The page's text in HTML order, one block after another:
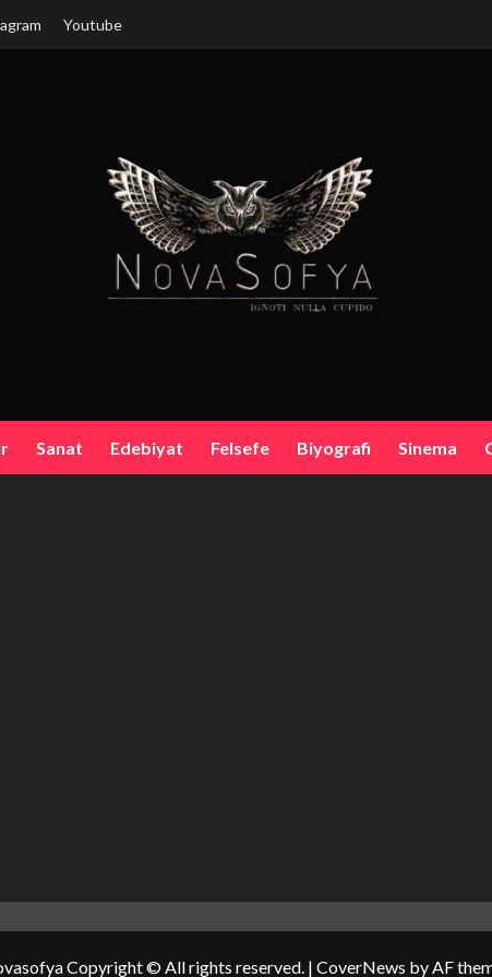
Youtube
Sanat Edebiyat Felsefe Biyografi Sinema
Copyright © All rights reserved. | CoverNews by AF